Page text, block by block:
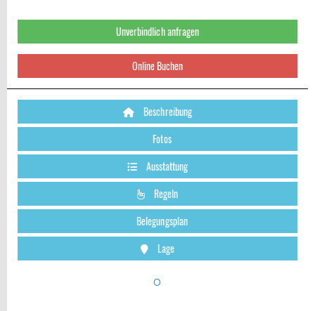
Unverbindlich anfragen
Online Buchen
Beschreibung
Fotos
Ausstattung
Regeln
Belegungsplan
Lage
o